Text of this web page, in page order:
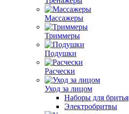
Массажеры
Триммеры
Подушки
Расчески
Уход за лицом
Наборы для бритья
Электробритвы